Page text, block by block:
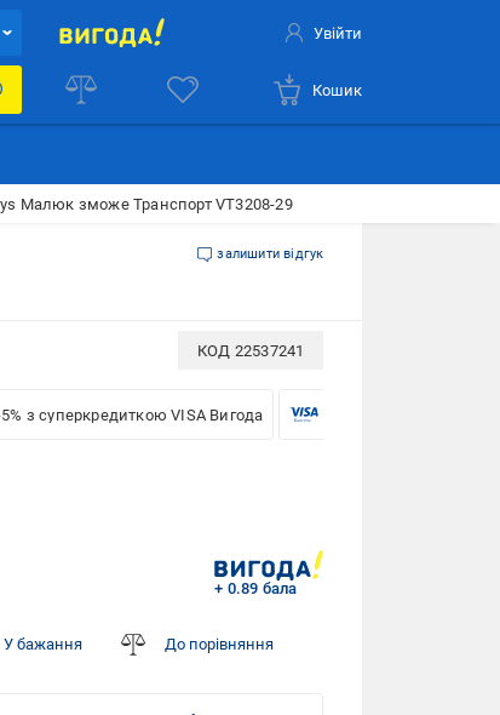
Увійти
Кошик
Малюк зможе Транспорт VT3208-29
залишити відгук
КОД 22537241
з суперкредиткою VISA Вигода
+ 0.89 бала
У бажання До порівняння